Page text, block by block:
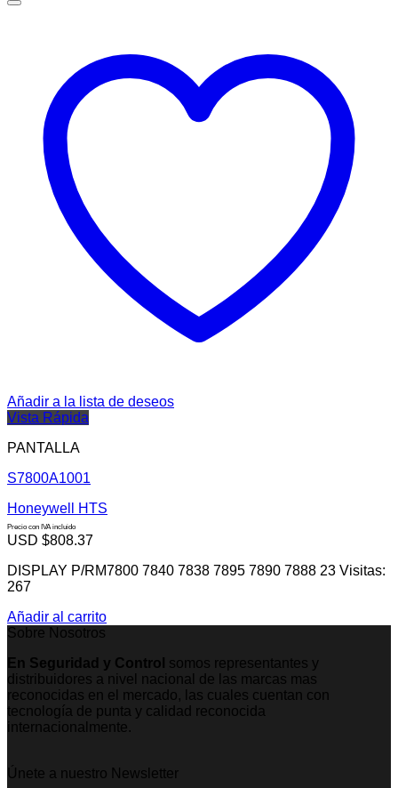
Añadir a la lista de deseos
Vista Rápida
PANTALLA
S7800A1001
Honeywell HTS
Precio con IVA incluido
USD $808.37
DISPLAY P/RM7800 7840 7838 7895 7890 7888 23 Visitas:
267
Añadir al carrito
Sobre Nosotros
En Seguridad y Control somos representantes y
distribuidores a nivel nacional de las marcas mas
reconocidas en el mercado, las cuales cuentan con
tecnología de punta y calidad reconocida
internacionalmente.
Únete a nuestro Newsletter